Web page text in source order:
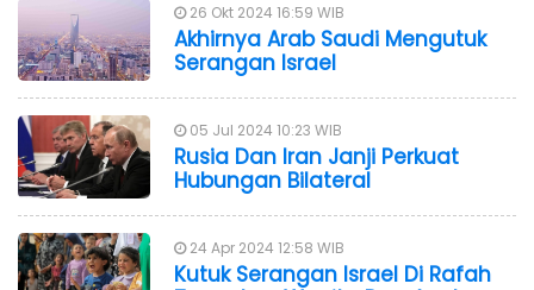
26 Okt 2024 16:59 WIB
Akhirnya Arab Saudi Mengutuk
Serangan Israel
05 Jul 2024 10:23 WIB
Rusia Dan Iran Janji Perkuat
Hubungan Bilateral
24 Apr 2024 12:58 WIB
Kutuk Serangan Israel Di Rafah